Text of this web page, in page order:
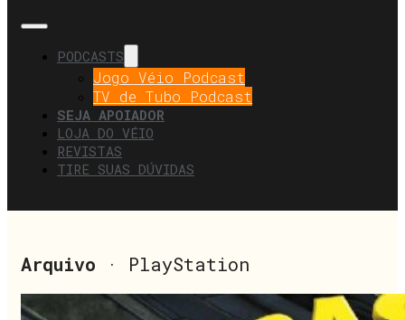
PODCASTS
Jogo Véio Podcast
TV de Tubo Podcast
SEJA APOIADOR
LOJA DO VÉIO
REVISTAS
TIRE SUAS DÚVIDAS
Arquivo · PlayStation